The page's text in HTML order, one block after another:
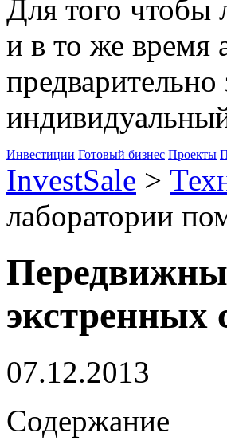
Для того чтобы
и в то же время
предварительно
Инвестиции Готовый бизнес Проекты
InvestSale >
лаборатории
экстренных
07.12.2013
Содержание